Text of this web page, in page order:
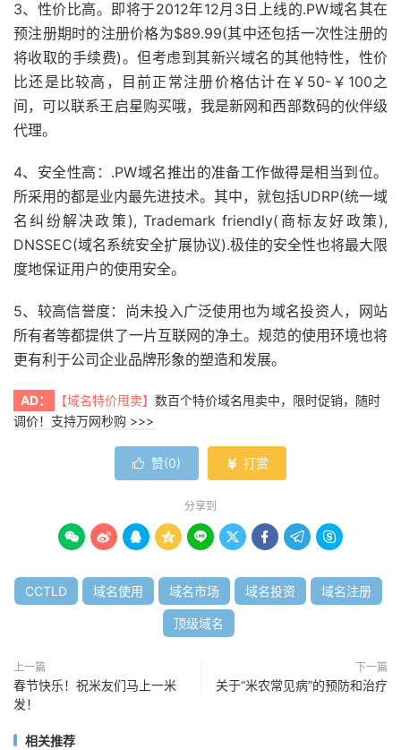
3、性价比高。即将于2012年12月3日上线的.PW域名其在
预注册期时的注册价格为$89.99(其中还包括一次性注册的
将收取的手续费)。但考虑到其新兴域名的其他特性，性价
比还是比较高，目前正常注册价格估计在￥50-￥100之
间，可以联系王启星购买哦，我是新网和西部数码的伙伴级
代理。
4、安全性高：.PW域名推出的准备工作做得是相当到位。
所采用的都是业内最先进技术。其中，就包括UDRP(统一域
名纠纷解决政策), Trademark friendly(商标友好政策),
DNSSEC(域名系统安全扩展协议).极佳的安全性也将最大限
度地保证用户的使用安全。
5、较高信誉度：尚未投入广泛使用也为域名投资人，网站
所有者等都提供了一片互联网的净土。规范的使用环境也将
更有利于公司企业品牌形象的塑造和发展。
AD： 【域名特价甩卖】 数百个特价域名甩卖中，限时促销，随时
调价！支持万网秒购 >>>
 赞(0)  打赏
分享到
        
CCTLD 域名使用 域名市场 域名投资 域名注册
顶级域名
上一篇
春节快乐！祝米友们马上一米
发！
下一篇
关于“米农常见病”的预防和治疗
相关推荐